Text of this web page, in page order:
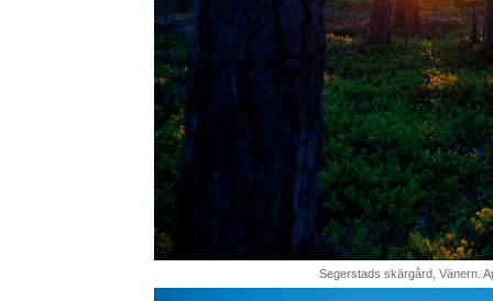
Segerstads skärgård, Vänern.